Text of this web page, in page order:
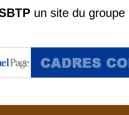
un site du groupe